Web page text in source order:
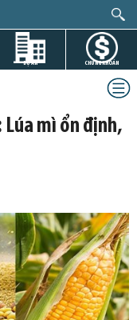
DỰ ÁN CHỨNG KHOÁN
Lúa mì ổn định,